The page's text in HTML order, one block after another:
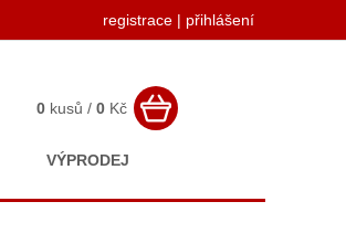
VÝPRODEJ
registrace | přihlášení
0kusů / 0Kč